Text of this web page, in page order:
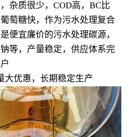
杂质很少，COD高，BC比
萄糖快，作为污水处理复合
便宜廉价的污水处理碳源，
等，产量稳定，供应体系完
大优惠，长期稳定生产